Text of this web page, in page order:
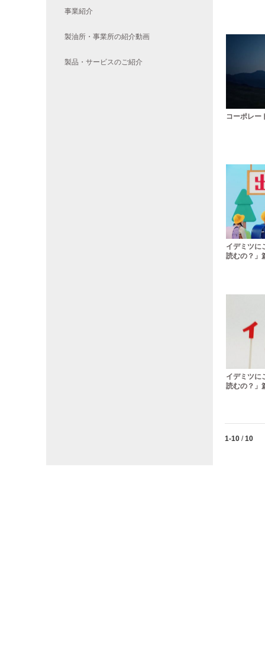
事業紹介
製油所・事業所の紹介動画
製品・サービスのご紹介
コーポレー
イデミツに
読むの？」
イデミツに
読むの？」
Currently
1-10 / 10